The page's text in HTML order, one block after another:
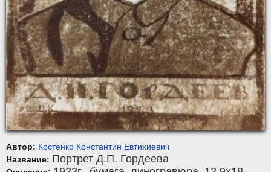
Автор: Костенко Константин Евтихиевич
Название: Портрет Д.П. Гордеева